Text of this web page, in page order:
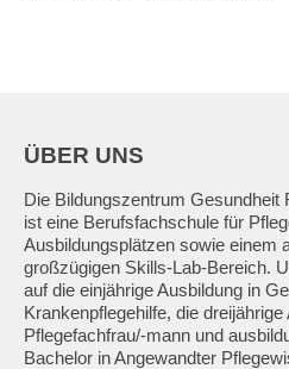
ÜBER UNS
Die Bildungszentrum
ist eine Berufsfachschule für
Ausbildungsplätzen sowie einem
großzügigen Skills-Lab-Bereich.
auf die einjährige Ausbildung in
Krankenpflegehilfe, die
Pflegefachfrau/-mann und
Bachelor in Angewandter